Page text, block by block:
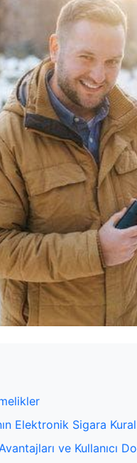
Elektronik Sigara
ve Kullanıcı